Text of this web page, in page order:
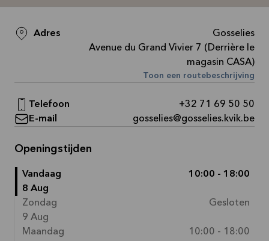
Adres
Gosselies
Avenue du Grand Vivier 7 (Derrière le
magasin CASA)
Toon een routebeschrijving
Telefoon
+32 71 69 50 50
E-mail
gosselies@gosselies.kvik.be
Openingstijden
Vandaag
8 Aug
10:00 - 18:00
Zondag
9 Aug
Gesloten
Maandag
10:00 - 18:00